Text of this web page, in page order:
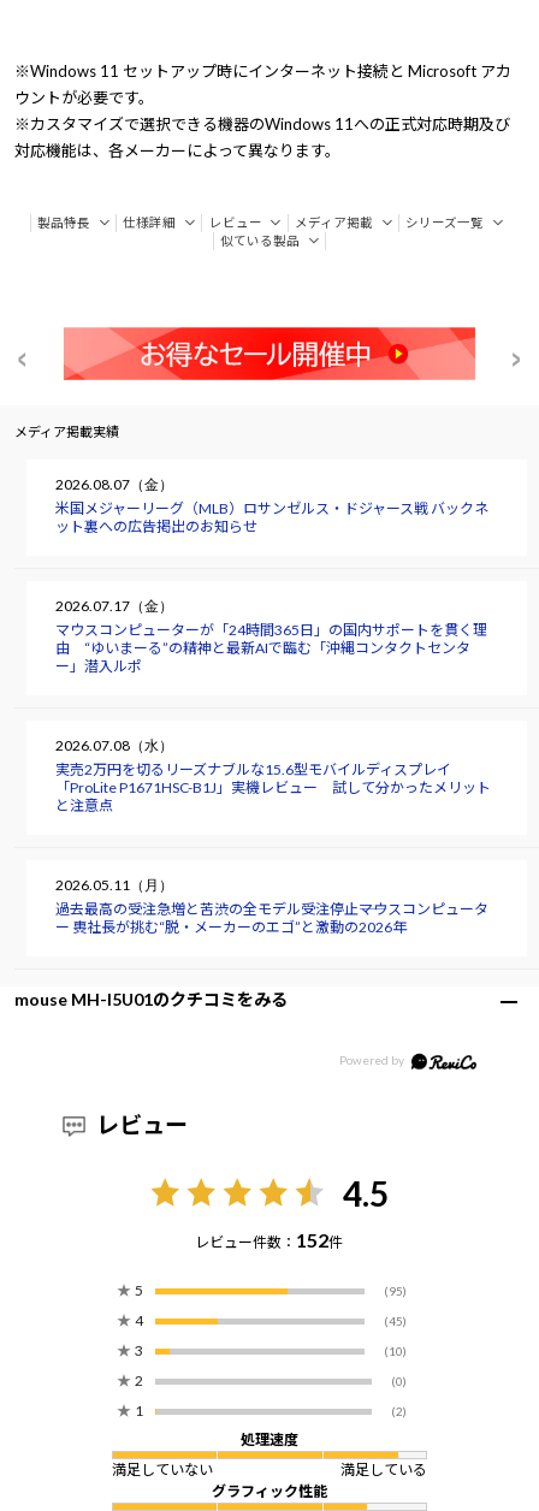
※Windows 11 セットアップ時にインターネット接続と Microsoft アカ
ウントが必要です。
※カスタマイズで選択できる機器のWindows 11への正式対応時期及び
対応機能は、各メーカーによって異なります。
製品特長 仕様詳細 レビュー メディア掲載
シリーズ一覧
似ている製品
メディア掲載実績
2026.08.07（金）
米国メジャーリーグ（MLB）ロサンゼルス・ドジャース戦 バックネ
ット裏への広告掲出のお知らせ
2026.07.17（金）
マウスコンピューターが「24時間365日」の国内サポートを貫く理
由 “ゆいまーる”の精神と最新AIで臨む「沖縄コンタクトセンタ
ー」潜入ルポ
2026.07.08（水）
実売2万円を切るリーズナブルな15.6型モバイルディスプレイ
「ProLite P1671HSC-B1J」実機レビュー 試して分かったメリット
と注意点
2026.05.11（月）
過去最高の受注急増と苦渋の全モデル受注停止――マウスコンピュータ
ー 軣社長が挑む“脱・メーカーのエゴ”と激動の2026年
mouse MH-I5U01のクチコミをみる
レビュー
4.5
レビュー件数： 152件
★ 5 (95)
★ 4 (45)
★ 3 (10)
★ 2 (0)
★ 1 (2)
処理速度
満足していない
満足している
グラフィック性能